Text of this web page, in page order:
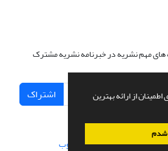
از ارائه بهترین
شدم
های مهم نشریه در خبرنامه نشریه مشترک
اشتراک
طراحی و پیاده سازی از سیناوب